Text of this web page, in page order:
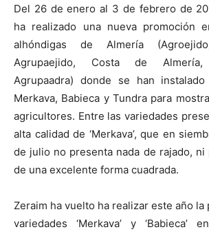
Del 26 de enero al 3 de febrero de
ha realizado una nueva promoción
alhóndigas de Almería
Agrupaejido, Costa de
Agrupaadra) donde se han
Merkava, Babieca y Tundra para
agricultores. Entre las variedades
alta calidad de ‘Merkava’, que en
de julio no presenta nada de rajado, ni
de una excelente forma cuadrada.
Zeraim ha vuelto ha realizar este año
variedades ‘Merkava’ y ‘Babieca’